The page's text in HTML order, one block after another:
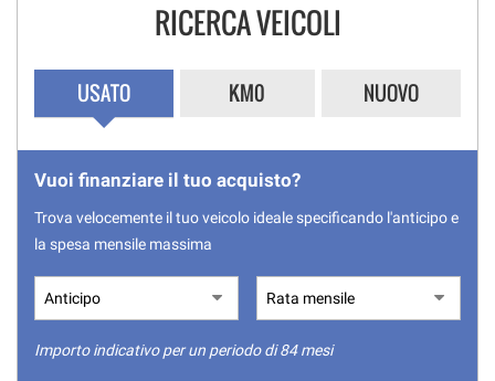
CONTATTI
NEWS
AREA COMMERCIANTI
RICERCA VEICOLI
USATO KM0 NUOVO
Vuoi finanziare il tuo acquisto?
Trova velocemente il tuo veicolo ideale specificando l'anticipo e
la spesa mensile massima
Importo indicativo per un periodo di 84 mesi
consente
le
tue
di
consenso
tecnologie
tracciamento
che